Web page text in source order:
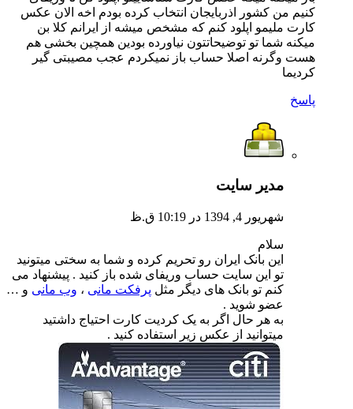
کنیم من کشور اذربایجان انتخاب کرده بودم اخه الان عکس
کارت ملیمو اپلود کنم که مشخص میشه از ایرانم کلا بن
میکنه شما تو توضیحاتتون نیاورده بودین همچین بخشی هم
هست وگرنه اصلا حساب باز نمیکردم عجب مصیبتی گیر
کردیما
پاسخ
مدیر سایت
شهریور 4, 1394 در 10:19 ق.ظ
سلام
این بانک ایران رو تحریم کرده و شما به سختی میتونید
تو این سایت حساب وریفای شده باز کنید . پیشنهاد می
کنم تو بانک های دیگر مثل پرفکت مانی ، وب مانی و …
عضو شوید .
به هر حال اگر به یک کردیت کارت احتیاج داشتید
میتوانید از عکس زیر استفاده کنید .